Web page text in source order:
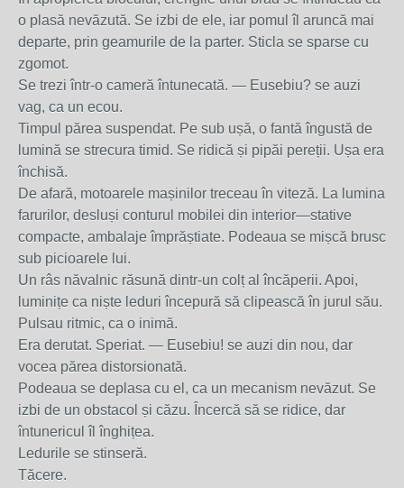
o plasă nevăzută. Se izbi de ele, iar pomul îl aruncă mai
departe, prin geamurile de la parter. Sticla se sparse cu
zgomot.
Se trezi într-o cameră întunecată. — Eusebiu? se auzi
vag, ca un ecou.
Timpul părea suspendat. Pe sub ușă, o fantă îngustă de
lumină se strecura timid. Se ridică și pipăi pereții. Ușa era
închisă.
De afară, motoarele mașinilor treceau în viteză. La lumina
farurilor, desluși conturul mobilei din interior—stative
compacte, ambalaje împrăștiate. Podeaua se mișcă brusc
sub picioarele lui.
Un râs năvalnic răsună dintr-un colț al încăperii. Apoi,
luminițe ca niște leduri începură să clipească în jurul său.
Pulsau ritmic, ca o inimă.
Era derutat. Speriat. — Eusebiu! se auzi din nou, dar
vocea părea distorsionată.
Podeaua se deplasa cu el, ca un mecanism nevăzut. Se
izbi de un obstacol și căzu. Încercă să se ridice, dar
întunericul îl înghițea.
Ledurile se stinseră.
Tăcere.